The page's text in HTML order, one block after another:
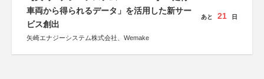
車両から得られるデータ」を活用した新サー
ビス創出
矢崎エナジーシステム株式会社、Wemake
あと 21 日